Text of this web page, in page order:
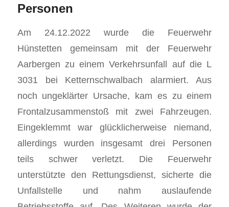
Personen
Am 24.12.2022 wurde die Feuerwehr
Hünstetten gemeinsam mit der Feuerwehr
Aarbergen zu einem Verkehrsunfall auf die L
3031 bei Ketternschwalbach alarmiert. Aus
noch ungeklärter Ursache, kam es zu einem
Frontalzusammenstoß mit zwei Fahrzeugen.
Eingeklemmt war glücklicherweise niemand,
allerdings wurden insgesamt drei Personen
teils schwer verletzt. Die Feuerwehr
unterstützte den Rettungsdienst, sicherte die
Unfallstelle und nahm auslaufende